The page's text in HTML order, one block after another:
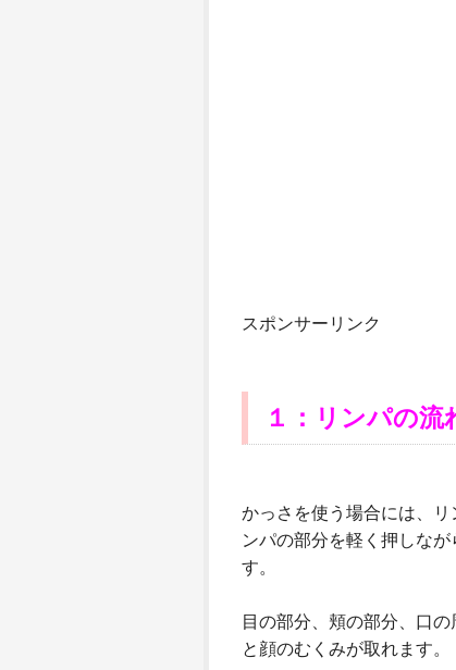
スポンサーリンク
１：リンパの流
かっさを使う場合には、
ンパの部分を軽く押しな
す。
目の部分、頬の部分、口
と顔のむくみが取れます。